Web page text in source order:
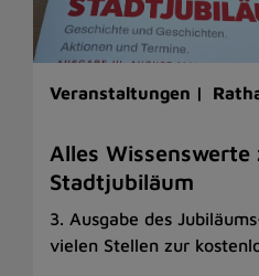
Veranstaltungen |
Alles Wissenswerte
Stadtjubiläum
3. Ausgabe des
vielen Stellen zur